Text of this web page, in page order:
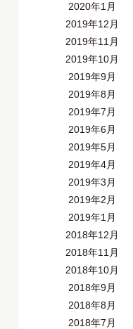
2020年1月
2019年12月
2019年11月
2019年10月
2019年9月
2019年8月
2019年7月
2019年6月
2019年5月
2019年4月
2019年3月
2019年2月
2019年1月
2018年12月
2018年11月
2018年10月
2018年9月
2018年8月
2018年7月